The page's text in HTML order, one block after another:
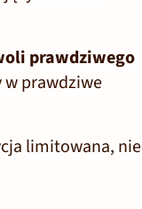
prawdziwego
w prawdziwe
limitowana, nie